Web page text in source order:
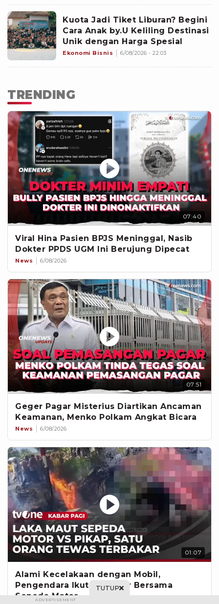
Kuota Jadi Tiket Liburan? Begini
Cara Anak by.U Keliling Destinasi
Unik dengan Harga Spesial
Ekonomi Bisnis 6/08/2026 - 22:03
TRENDING
07:40
Viral Hina Pasien BPJS Meninggal, Nasib
Dokter PPDS UGM Ini Berujung Dipecat
News 6/08/2026
07:51
Geger Pagar Misterius Diartikan Ancaman
Keamanan, Menko Polkam Angkat Bicara
News 6/08/2026
01:07
Alami Kecelakaan dengan Mobil,
Pengendara Ikut Terbakar Bersama
Sepeda Motor
TUTUP
ADVERTISEMENT